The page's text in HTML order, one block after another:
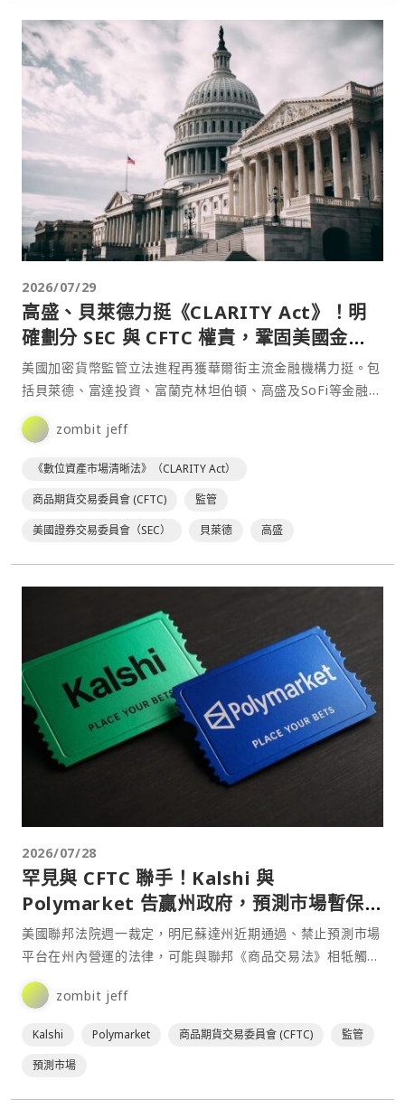
2026/07/29
高盛、貝萊德力挺《CLARITY Act》！明
確劃分 SEC 與 CFTC 權責，鞏固美國金融
競爭力
美國加密貨幣監管立法進程再獲華爾街主流金融機構力挺。包
括貝萊德、富達投資、富蘭克林坦伯頓、高盛及SoFi等金融巨
頭，近期相繼公開支持《數位資產市場明確法案》（CLA⋯
zombit jeff
《數位資產市場清晰法》（CLARITY Act）
商品期貨交易委員會 (CFTC)
監管
美國證券交易委員會（SEC）
貝萊德 高盛
2026/07/28
罕見與 CFTC 聯手！Kalshi 與
Polymarket 告贏州政府，預測市場暫保營
運權
美國聯邦法院週一裁定，明尼蘇達州近期通過、禁止預測市場
平台在州內營運的法律，可能與聯邦《商品交易法》相牴觸，
並批准Kalshi、Polymarket及美國商品期貨交⋯
zombit jeff
Kalshi Polymarket 商品期貨交易委員會 (CFTC)
監管
預測市場